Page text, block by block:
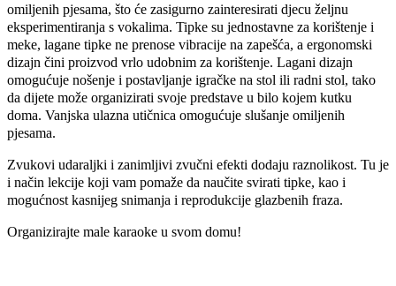
omiljenih pjesama, što će zasigurno zainteresirati djecu željnu
eksperimentiranja s vokalima. Tipke su jednostavne za korištenje i
meke, lagane tipke ne prenose vibracije na zapešća, a ergonomski
dizajn čini proizvod vrlo udobnim za korištenje. Lagani dizajn
omogućuje nošenje i postavljanje igračke na stol ili radni stol, tako
da dijete može organizirati svoje predstave u bilo kojem kutku
doma. Vanjska ulazna utičnica omogućuje slušanje omiljenih
pjesama.
Zvukovi udaraljki i zanimljivi zvučni efekti dodaju raznolikost. Tu je
i način lekcije koji vam pomaže da naučite svirati tipke, kao i
mogućnost kasnijeg snimanja i reprodukcije glazbenih fraza.
Organizirajte male karaoke u svom domu!